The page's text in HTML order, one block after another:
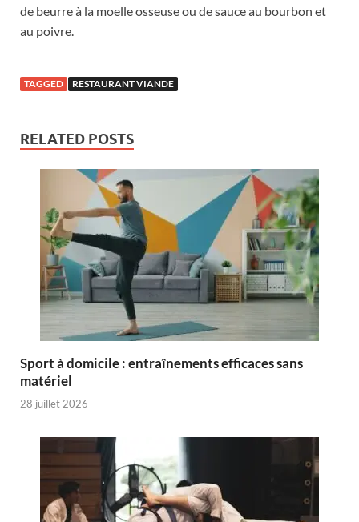
de beurre à la moelle osseuse ou de sauce au bourbon et
au poivre.
TAGGED RESTAURANT VIANDE
RELATED POSTS
Sport à domicile : entraînements efficaces sans
matériel
28 juillet 2026